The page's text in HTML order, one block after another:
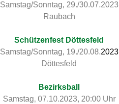
Samstag/Sonntag, 29./30.07.2023
Raubach
Schützenfest Döttesfeld
Samstag/Sonntag, 19./20.08.2023
Döttesfeld
Bezirksball
Samstag, 07.10.2023, 20:00 Uhr